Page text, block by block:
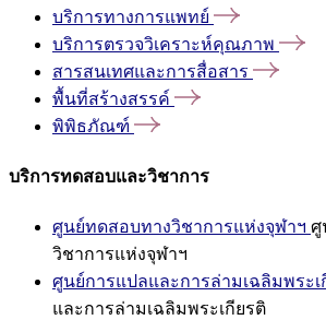
บริการทางการแพทย์
บริการตรวจวิเคราะห์คุณภาพ
สารสนเทศและการสื่อสาร
พื้นที่สร้างสรรค์
พิพิธภัณฑ์
บริการทดสอบและวิชาการ
ศูนย์ทดสอบทางวิชาการแห่งจุฬาฯ ศู
วิชาการแห่งจุฬาฯ
ศูนย์การแปลและการล่ามเฉลิมพระเ
และการล่ามเฉลิมพระเกียรติ